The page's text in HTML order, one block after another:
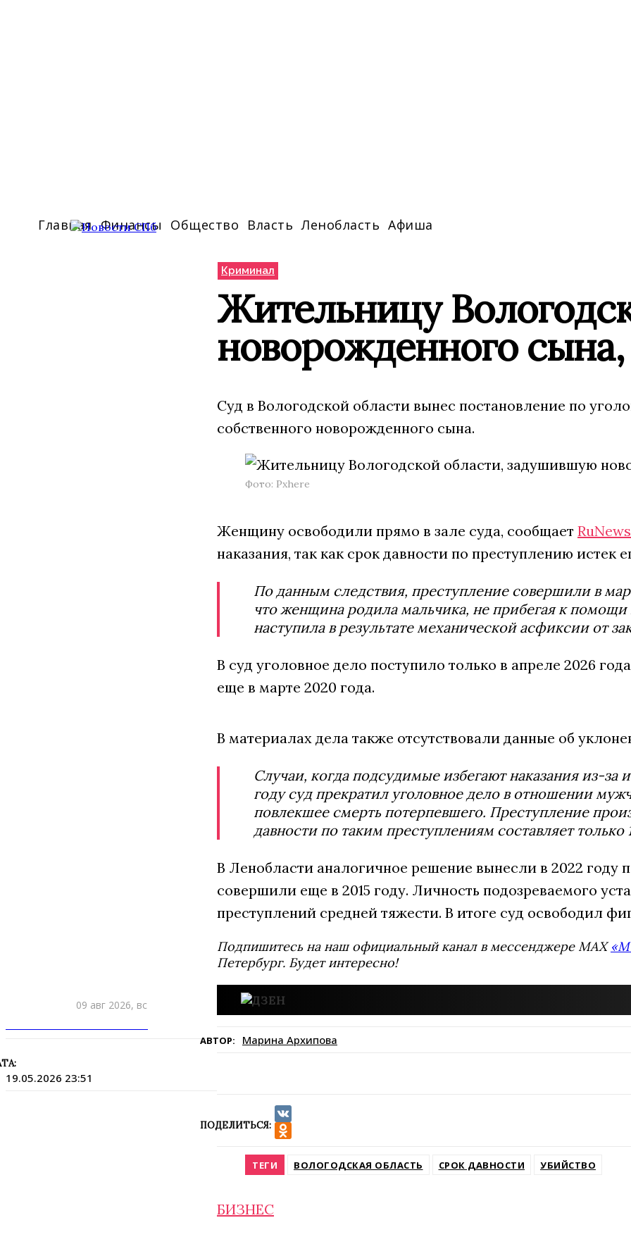
Главная Финансы Общество Власть Ленобласть Афиша
09 авг 2026, вс
19.05.2026 23:51
Криминал
Жительницу
новорожденного
Суд в Вологодской области вынес постановление по
собственного новорожденного сына.
Фото: Pxhere
Женщину освободили прямо в зале суда, сообщает
наказания, так как срок давности по преступлению истек
По данным следствия, преступление совершили в
что женщина родила мальчика, не прибегая к
наступила в результате механической асфиксии от
В суд уголовное дело поступило только в апреле 2026
еще в марте 2020 года.
В материалах дела также отсутствовали данные об
Случаи, когда подсудимые избегают наказания из-за
году суд прекратил уголовное дело в отношении
повлекшее смерть потерпевшего. Преступление
давности по таким преступлениям составляет только
В Ленобласти аналогичное решение вынесли в 2022
совершили еще в 2015 году. Личность подозреваемого
преступлений средней тяжести. В итоге суд освободил
Подпишитесь на наш официальный канал в мессенджере MAX
Петербург. Будет интересно!
АВТОР: Марина Архипова
ПОДЕЛИТЬСЯ:
VK
ТЕГИ ВОЛОГОДСКАЯ ОБЛАСТЬ СРОК ДАВНОСТИ УБИЙСТВО
БИЗНЕС